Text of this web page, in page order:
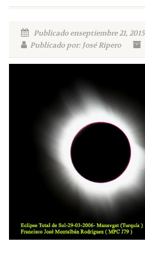
Publicado enseptiembre 21, 2015
Publicado por: José Ripero